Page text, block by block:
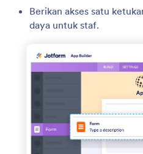
Berikan akses satu
daya untuk staf.